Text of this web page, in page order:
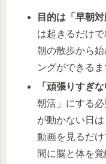
目的は「早朝
は起きるだけ
朝の散歩から
ングができるま
「頑張りすぎ
朝活」にする
が動かない日
動画を見るだ
間に脳と体を